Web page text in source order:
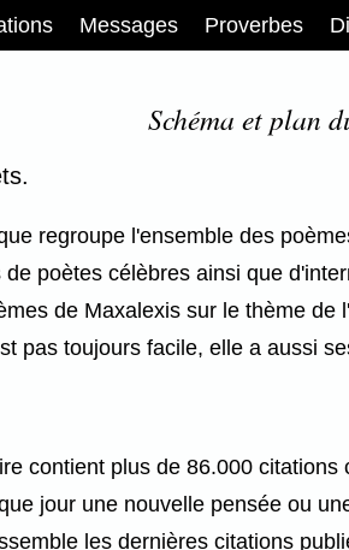
Messages Proverbes
Schéma et plan
regroupe l'ensemble des
poètes célèbres ainsi que
de Maxalexis sur le thème de
pas toujours facile, elle a aussi
contient plus de 86.000 citations
jour une nouvelle pensée ou
les dernières citations